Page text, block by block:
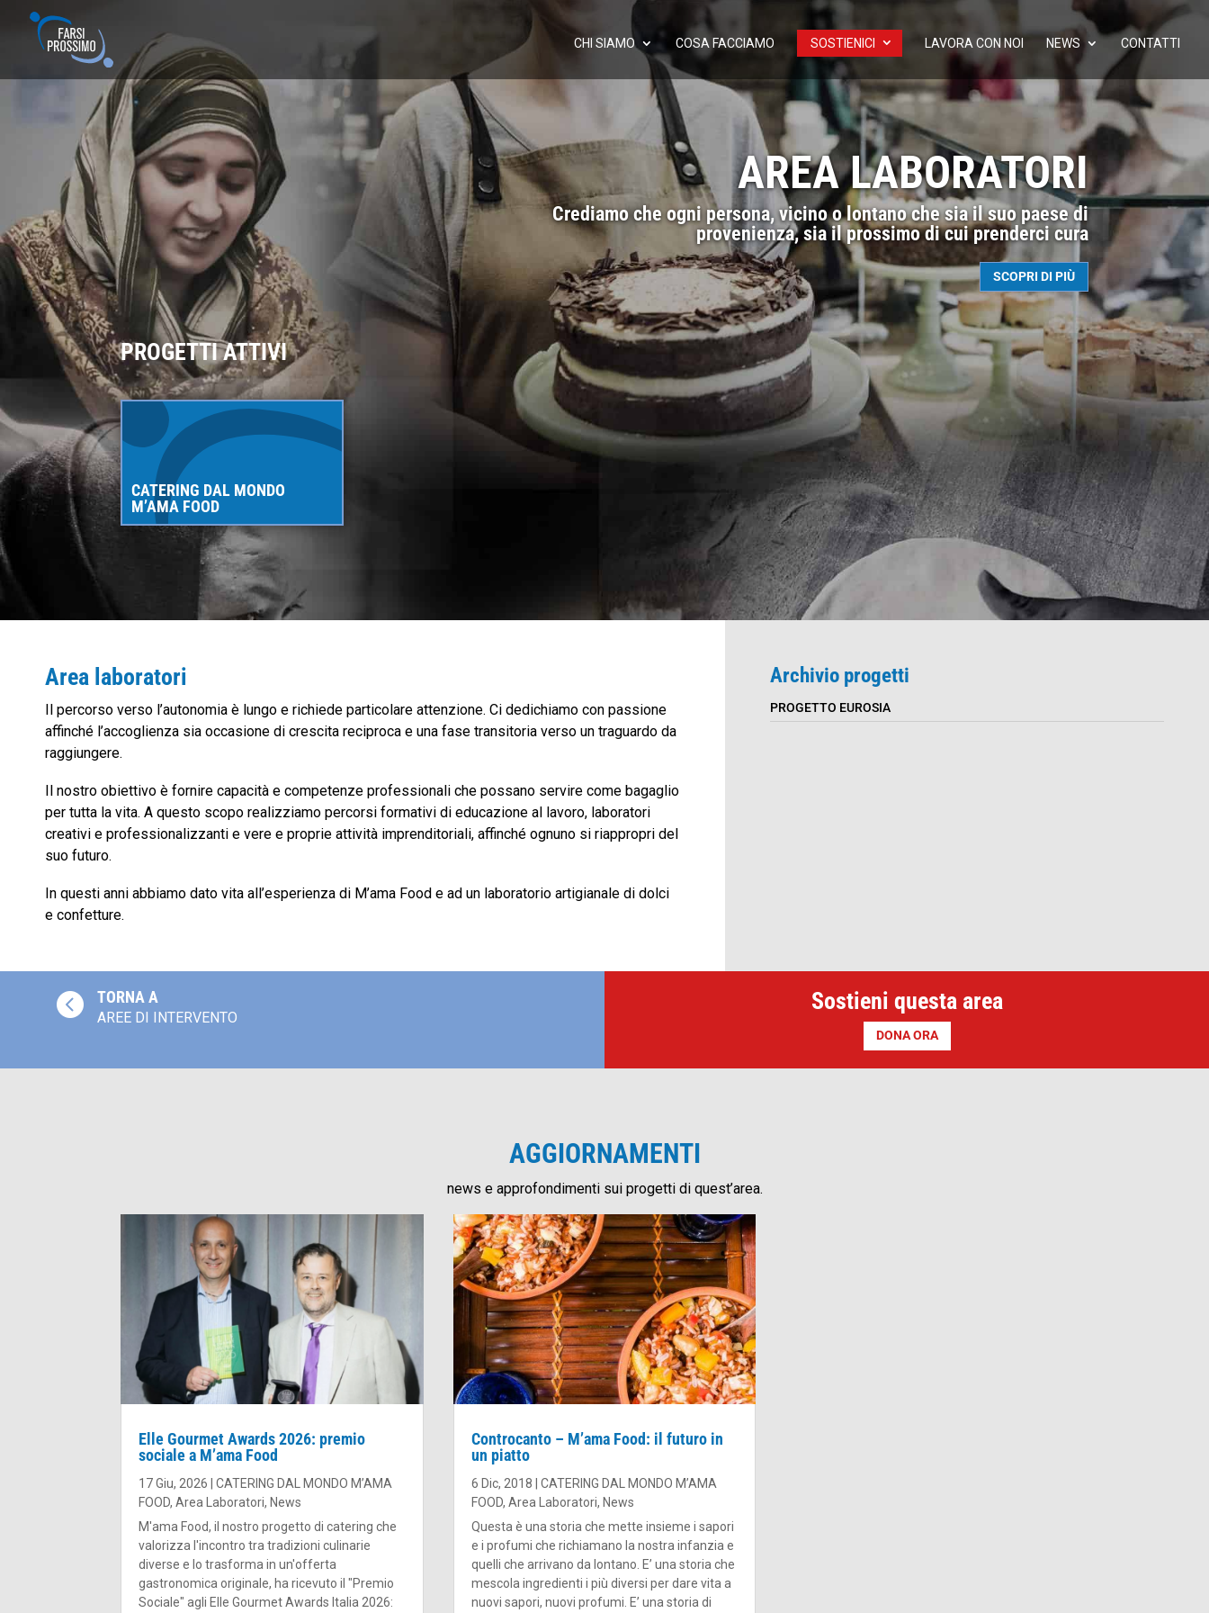
CHI SIAMO COSA FACCIAMO SOSTIENICI LAVORA CON NOI NEWS CONTATTI
AREA LABORATORI
Crediamo che ogni persona, vicino o lontano che sia il suo paese di
provenienza, sia il prossimo di cui prenderci cura
SCOPRI DI PIÙ
PROGETTI ATTIVI
CATERING DAL MONDO
M’AMA FOOD
Area laboratori
Il percorso verso l’autonomia è lungo e richiede particolare attenzione. Ci dedichiamo con passione
affinché l’accoglienza sia occasione di crescita reciproca e una fase transitoria verso un traguardo da
raggiungere.
Il nostro obiettivo è fornire capacità e competenze professionali che possano servire come bagaglio
per tutta la vita. A questo scopo realizziamo percorsi formativi di educazione al lavoro, laboratori
creativi e professionalizzanti e vere e proprie attività imprenditoriali, affinché ognuno si riappropri del
suo futuro.
In questi anni abbiamo dato vita all’esperienza di M’ama Food e ad un laboratorio artigianale di dolci
e confetture.
Archivio progetti
PROGETTO EUROSIA
 TORNA A
AREE DI INTERVENTO
Sostieni questa area
DONA ORA
AGGIORNAMENTI
news e approfondimenti sui progetti di quest’area.
Elle Gourmet Awards 2026: premio
sociale a M’ama Food
17 Giu, 2026 |CATERING DAL MONDO M’AMA
FOOD,Area Laboratori, News
M'ama Food, il nostro progetto di catering che
valorizza l'incontro tra tradizioni culinarie
diverse e lo trasforma in un'offerta
gastronomica originale, ha ricevuto il "Premio
Sociale" agli Elle Gourmet Awards Italia 2026:
Controcanto – M’ama Food: il futuro in
un piatto
6 Dic, 2018
CATERING DAL MONDO M’AMA
FOOD, Area Laboratori, News
Questa è una storia che mette insieme i sapori
e i profumi che richiamano la nostra infanzia e
quelli che arrivano da lontano. E’ una storia che
mescola ingredienti i più diversi per dare vita a
nuovi sapori, nuovi profumi. E’ una storia di